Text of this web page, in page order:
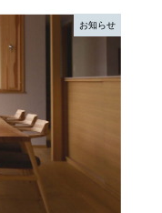
お知らせ